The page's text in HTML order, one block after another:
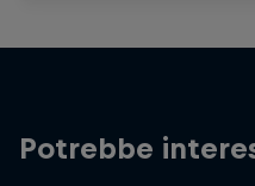
Potrebbe